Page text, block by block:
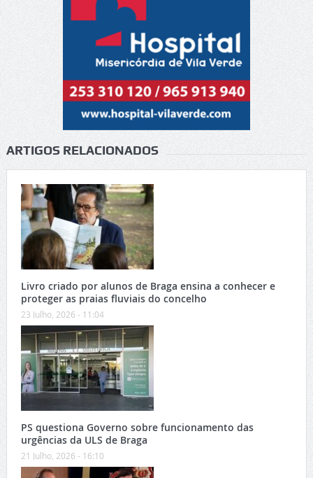
ARTIGOS RELACIONADOS
Livro criado por alunos de Braga ensina a conhecer e
proteger as praias fluviais do concelho
23 Julho, 2026 - 11:04
PS questiona Governo sobre funcionamento das
urgências da ULS de Braga
21 Julho, 2026 - 16:10